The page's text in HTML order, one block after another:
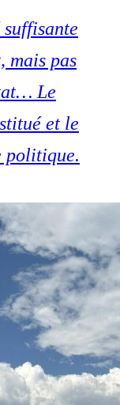
mais pas
Le
et le
politique.